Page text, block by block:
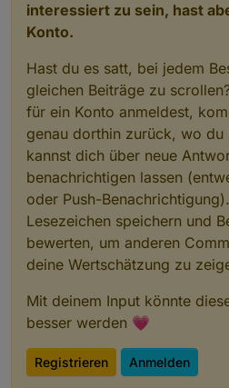
interessiert zu sein, hast
Konto.
Hast du es satt, bei jedem
gleichen Beiträge zu
für ein Konto anmeldest,
genau dorthin zurück, wo
kannst dich über neue
benachrichtigen lassen
oder Push-
Lesezeichen speichern und
bewerten, um anderen
deine Wertschätzung zu
Mit deinem Input könnte
besser werden 💗
Registrieren Anmelden